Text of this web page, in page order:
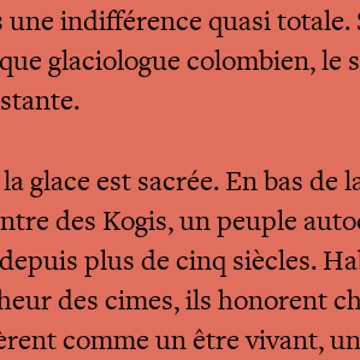
une indifférence quasi totale.
glaciologue colombien, le
glace est sacrée. En bas de
des Kogis, un peuple
plus de cinq siècles.
des cimes, ils honorent
comme un être vivant,